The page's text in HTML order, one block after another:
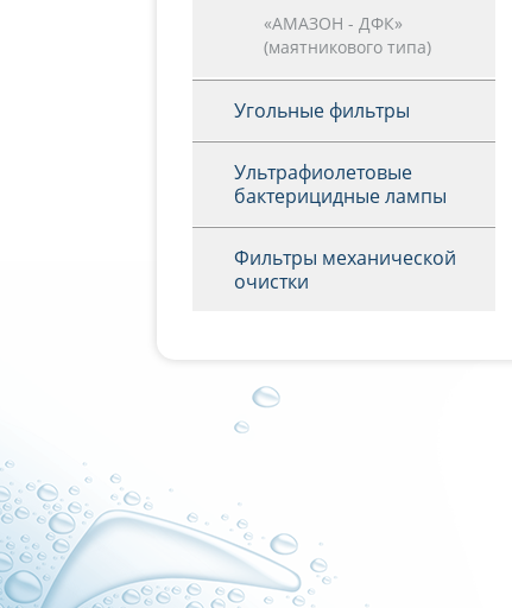
«АМАЗОН - ДФК»
(маятникового типа)
Угольные фильтры
Ультрафиолетовые
бактерицидные лампы
Фильтры механической
очистки